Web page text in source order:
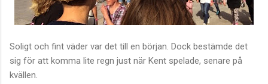
Soligt och fint väder var det till en början. Dock bestämde det
sig för att komma lite regn just när Kent spelade, senare på
kvällen.